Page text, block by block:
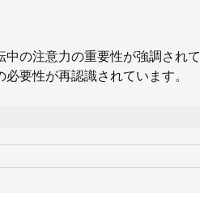
の注意力の重要性が強調され
要性が再認識されています。